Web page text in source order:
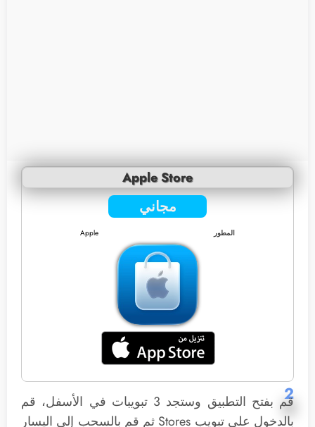
Apple Store
مجاني
المطور Apple
2
قم بفتح التطبيق وستجد 3 تبويبات في الأسفل، قم
بالدخول على تبويب Stores ثم قم بالسحب إلى اليسار